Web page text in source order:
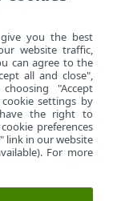
you the best
website traffic,
can agree to the
all and close",
"Accept
settings by
have the right to
preferences
link in our website
For more